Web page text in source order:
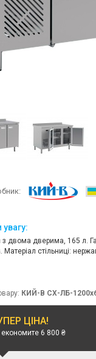
увагу:
з двома дверима, 165 л.
стільниці:
КИЙ-В СХ-ЛБ-
ЦІНА!
6 800 ₴